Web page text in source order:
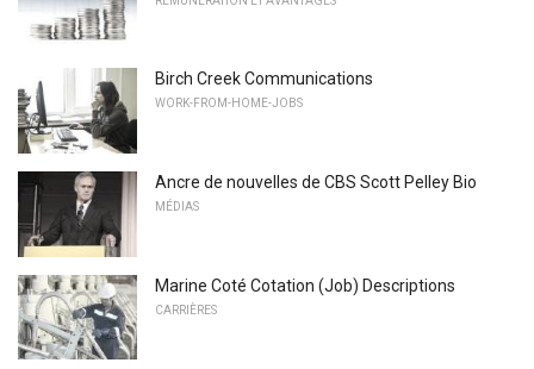
Birch Creek Communications
WORK-FROM-HOME-JOBS
Ancre de nouvelles de CBS Scott Pelley Bio
MÉDIAS
Marine Coté Cotation (Job) Descriptions
CARRIÈRES